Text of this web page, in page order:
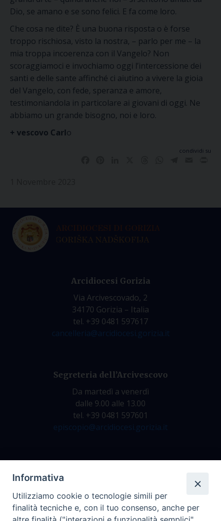
Dio, se amano e se sono felici. E fa come loro.
Che cosa ne dite? È una buona risposta o è forse
troppo rischiosa, visto la nostra, – parlo per me – la
mia troppa incoerenza con il Vangelo? Non
scoraggiamoci e invochiamo oggi l’intercessione dei
santi e delle sante affinché ci aiutino a vivere la gioia
del Vangelo, con fede, speranza e amore,
testimoniandola in particolare ai giovani di oggi. Ne
abbiamo un grande bisogno, noi e loro.
+ vescovo Carlo
condividi su
Arcidiocesi Gorizia
Via Arcivescovado, 2
34170 Gorizia – Italia
tel. +39 0481 597617
cancelleria@arcidiocesi.gorizia.it
Segreteria dell’Arcivescovo
Da martedì a venerdì
dalle 9.00 alle 13.00
tel. +39 0481 597601
episcopio@arcidiocesi.gorizia.it
dalle 9.00 alle 12.30
tel. +39 0481 597628
Informativa
Utilizziamo cookie o tecnologie simili per
finalità tecniche e, con il tuo consenso, anche per